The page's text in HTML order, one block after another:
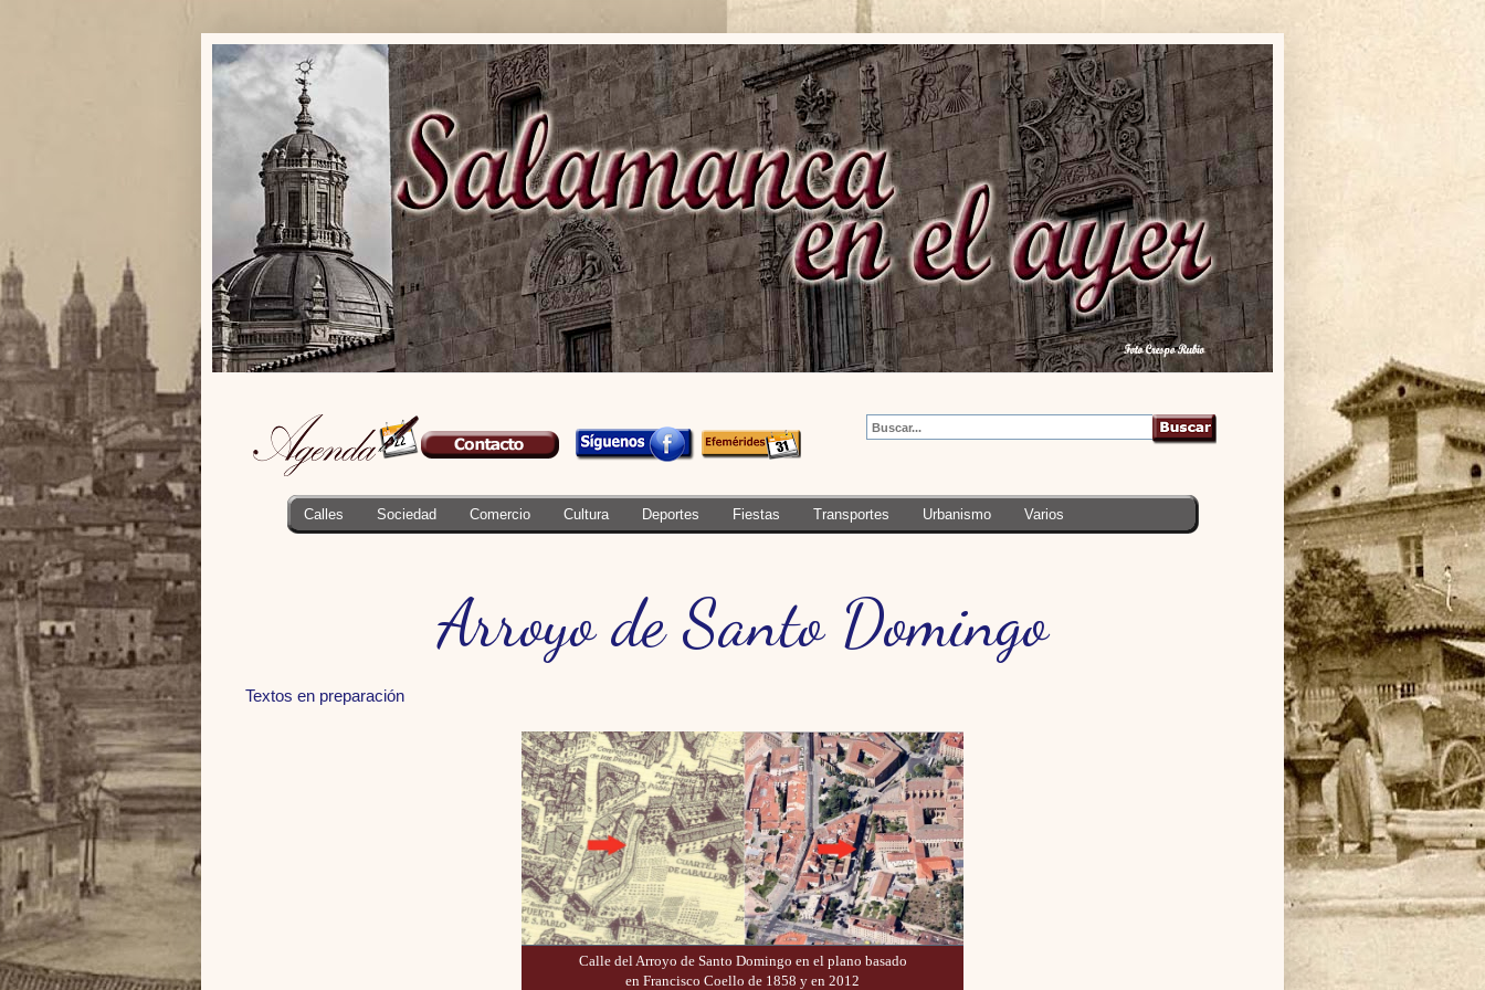
Calles Sociedad Comercio Cultura Deportes Fiestas Transportes Urbanismo Varios
Arroyo de Santo Domingo
Textos en preparación
Calle del Arroyo de Santo Domingo en el plano basado
en Francisco Coello de 1858 y en 2012